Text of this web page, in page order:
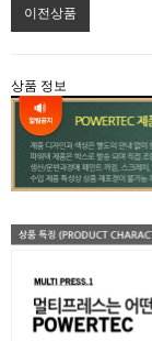
이전상품
상품 정보